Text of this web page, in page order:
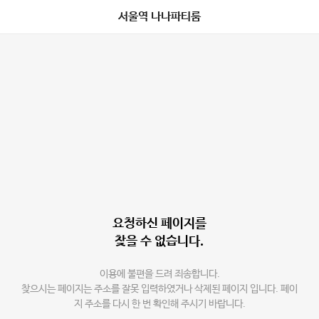
서울역 나나파티룸
요청하신 페이지를
찾을 수 없습니다.
이용에 불편을 드려 죄송합니다.
찾으시는 페이지는 주소를 잘못 입력하였거나 삭제된 페이지 입니다. 페이
지 주소를 다시 한 번 확인해 주시기 바랍니다.